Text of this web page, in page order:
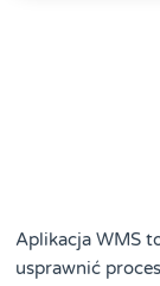
Aplikacja WMS
usprawnić